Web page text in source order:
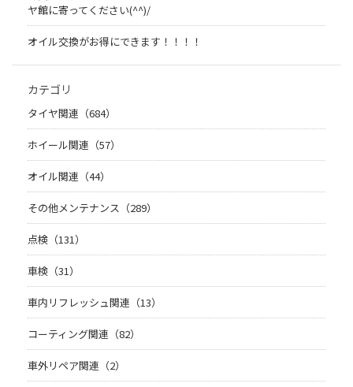
ヤ館に寄ってください(^^)/
オイル交換がお得にできます！！！！
カテゴリ
タイヤ関連（684）
ホイール関連（57）
オイル関連（44）
その他メンテナンス（289）
点検（131）
車検（31）
車内リフレッシュ関連（13）
コーティング関連（82）
車外リペア関連（2）